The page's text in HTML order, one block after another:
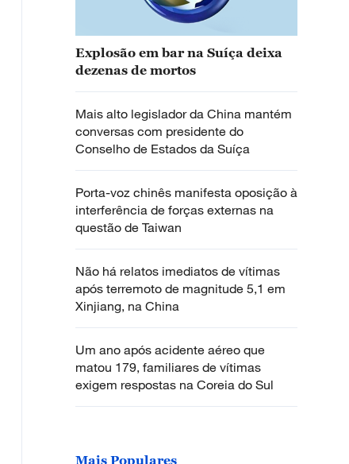
Explosão em bar na Suíça deixa
dezenas de mortos
Mais alto legislador da China mantém
conversas com presidente do
Conselho de Estados da Suíça
Porta-voz chinês manifesta oposição à
interferência de forças externas na
questão de Taiwan
Não há relatos imediatos de vítimas
após terremoto de magnitude 5,1 em
Xinjiang, na China
Um ano após acidente aéreo que
matou 179, familiares de vítimas
exigem respostas na Coreia do Sul
Mais Populares